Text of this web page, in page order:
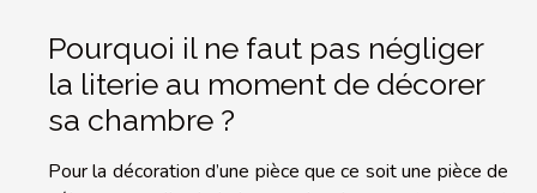
Pourquoi il ne faut pas négliger
la literie au moment de décorer
sa chambre ?
Pour la décoration d’une pièce que ce soit une pièce de